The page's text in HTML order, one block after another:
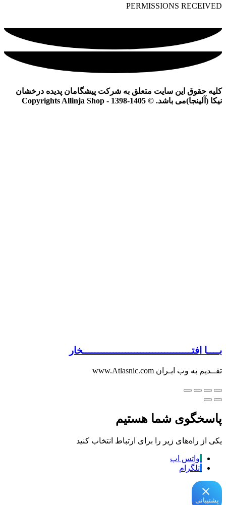
PERMISSIONS RECEIVED
کلیه حقوق این سایت متعلق به شرکت پیشگامان پدیده درخشان
نیکا (آلینجا)می باشد. © Copyrights Allinja Shop - 1398-1405
بــــا افتــــــــــــــــــــــــــــــــــــخار
تقــدیم به وب ایـران www.Atlasnic.com
پاسخگوی شما هستیم
یکی از راه‌های زیر را برای ارتباط انتخاب کنید
واتس اپ
تلگرام
پشتیبانی